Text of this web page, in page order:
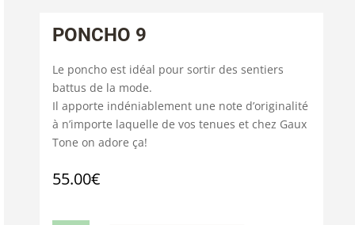
PONCHO 9
Le poncho est idéal pour sortir des sentiers
battus de la mode.
Il apporte indéniablement une note d’originalité
à n’importe laquelle de vos tenues et chez Gaux
Tone on adore ça!
55.00€